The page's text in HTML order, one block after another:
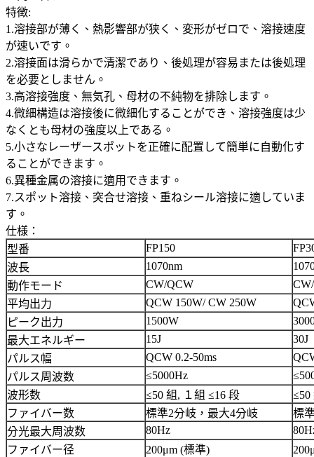
特徴:
1.溶接部が薄く、熱影響部が狭く、変形がゼロで、溶接速度
が速いです。
2.溶接面は滑らかで清潔であり、後処理が容易または後処理
を必要としません。
3.高溶接強度、無気孔、母材の不純物を排除します。
4.微細構造は溶接後に微細化することができ、溶接強度は少
なくとも母材の強度以上である。
5.小さなレーザースポットを正確に配置して簡単に自動化す
ることができます。
6.異種金属の溶接に適用できます。
7.スポット溶接、突合せ溶接、重ねシール溶接に適していま
す。
仕様：
型番
FP150
波長
1070nm
動作モード
CW/QCW
平均出力
QCW 150W/ CW 250W
ピーク出力
1500W
最大エネルギー
15J
30J
パルス幅
QCW 0.2-50ms
パルス周波数
≤5000Hz
波形数
≤50 組, １組 ≤16 段
≤50
ファイバー数
標準2分岐，最大4分岐
標
分光最大周波数
80Hz
ファイバー径
200μm (標準)